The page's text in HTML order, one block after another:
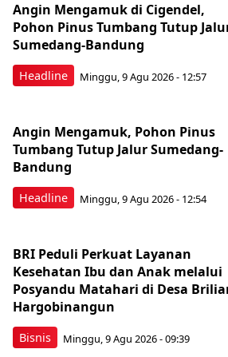
Headline
Angin Mengamuk di Cigendel,
Pohon Pinus Tumbang Tutup
Sumedang-Bandung
Minggu, 9 Agu 2026 - 12:57
Headline
Angin Mengamuk, Pohon Pinus
Tumbang Tutup Jalur Sumedang-
Bandung
Minggu, 9 Agu 2026 - 12:54
Bisnis
BRI Peduli Perkuat Layanan
Kesehatan Ibu dan Anak melalui
Posyandu Matahari di Desa
Hargobinangun
Minggu, 9 Agu 2026 - 09:39